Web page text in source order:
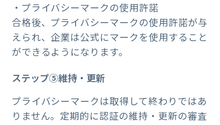
・プライバシーマークの使用許諾
合格後、プライバシーマークの使用許諾が与
えられ、企業は公式にマークを使用すること
ができるようになります。
ステップ⑤維持・更新
プライバシーマークは取得して終わりではあ
りません。定期的に認証の維持・更新の審査